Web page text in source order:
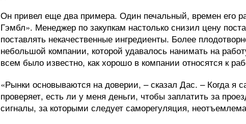
Он привел еще два примера. Один печальный, времен его
Гэмбл». Менеджер по закупкам настолько снизил цену
поставлять некачественные ингредиенты. Более
небольшой компании, которой удавалось нанимать на
всем было известно, как хорошо в компании относятся к
«Рынки основываются на доверии, – сказал Дас. – Когда я
проверяет, есть ли у меня деньги, чтобы заплатить за
сигналы, за которыми следует саморегуляция,